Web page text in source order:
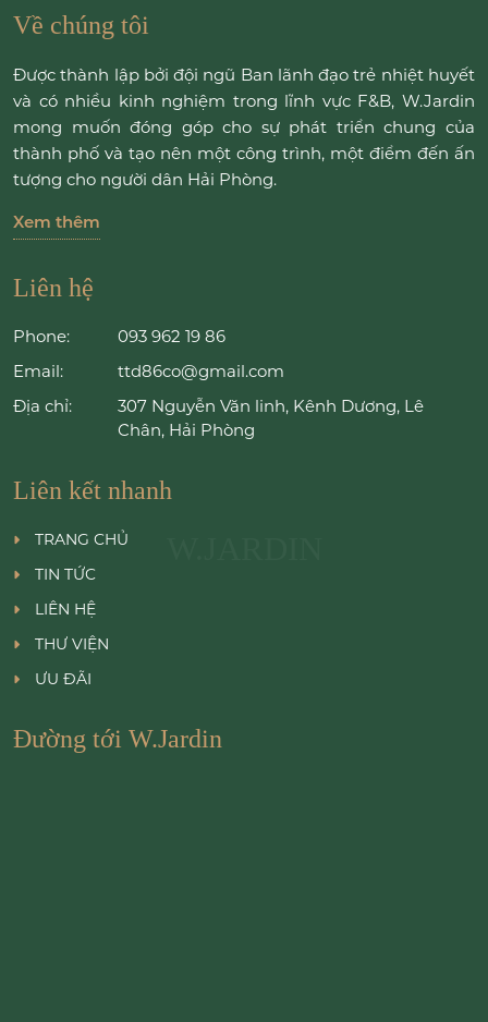
Về chúng tôi
Được thành lập bởi đội ngũ Ban lãnh đạo trẻ nhiệt huyết
và có nhiều kinh nghiệm trong lĩnh vực F&B, W.Jardin
mong muốn đóng góp cho sự phát triển chung của
thành phố và tạo nên một công trình, một điểm đến ấn
tượng cho người dân Hải Phòng.
Xem thêm
Liên hệ
Phone:
093 962 19 86
Email:
ttd86co@gmail.com
Địa chỉ:
307 Nguyễn Văn linh, Kênh Dương, Lê
Chân, Hải Phòng
Liên kết nhanh
TRANG CHỦ
TIN TỨC
LIÊN HỆ
THƯ VIỆN
ƯU ĐÃI
Đường tới W.Jardin